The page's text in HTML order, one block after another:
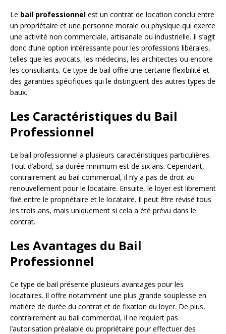
Le bail professionnel est un contrat de location conclu entre
un propriétaire et une personne morale ou physique qui exerce
une activité non commerciale, artisanale ou industrielle. Il s’agit
donc d’une option intéressante pour les professions libérales,
telles que les avocats, les médecins, les architectes ou encore
les consultants. Ce type de bail offre une certaine flexibilité et
des garanties spécifiques qui le distinguent des autres types de
baux.
Les Caractéristiques du Bail
Professionnel
Le bail professionnel a plusieurs caractéristiques particulières.
Tout d’abord, sa durée minimum est de six ans. Cependant,
contrairement au bail commercial, il n’y a pas de droit au
renouvellement pour le locataire. Ensuite, le loyer est librement
fixé entre le propriétaire et le locataire. Il peut être révisé tous
les trois ans, mais uniquement si cela a été prévu dans le
contrat.
Les Avantages du Bail
Professionnel
Ce type de bail présente plusieurs avantages pour les
locataires. Il offre notamment une plus grande souplesse en
matière de durée du contrat et de fixation du loyer. De plus,
contrairement au bail commercial, il ne requiert pas
l’autorisation préalable du propriétaire pour effectuer des